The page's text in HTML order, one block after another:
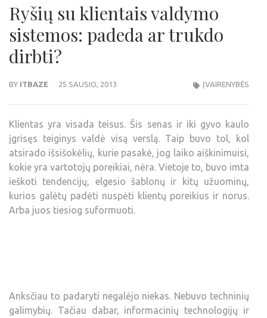
Ryšių su klientais valdymo
sistemos: padeda ar trukdo
dirbti?
BY ITBAZE 25 SAUSIO, 2013 ĮVAIRENYBĖS
Klientas yra visada teisus. Šis senas ir iki gyvo kaulo
įgrisęs teiginys valdė visą verslą. Taip buvo tol, kol
atsirado išsišokėlių, kurie pasakė, jog laiko aiškinimuisi,
kokie yra vartotojų poreikiai, nėra. Vietoje to, buvo imta
ieškoti tendencijų, elgesio šablonų ir kitų užuominų,
kurios galėtų padėti nuspėti klientų poreikius ir norus.
Arba juos tiesiog suformuoti.
Anksčiau to padaryti negalėjo niekas. Nebuvo techninių
galimybių. Tačiau dabar, informacinių technologijų ir